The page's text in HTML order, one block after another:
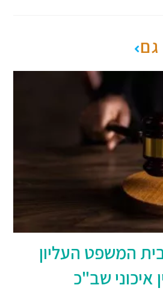
המשפט העליון
איכוני שב"כ